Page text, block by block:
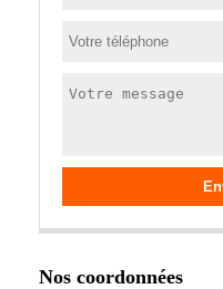
Nos coordonnées